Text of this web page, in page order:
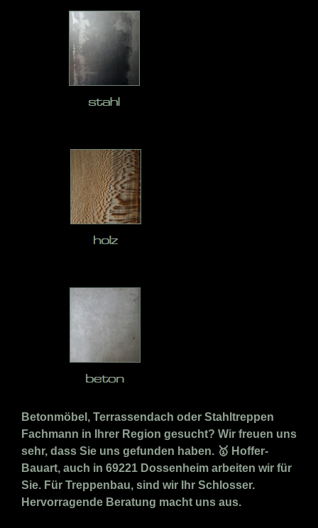
Betonmöbel, Terrassendach oder Stahltreppen
Fachmann in Ihrer Region gesucht? Wir freuen uns
sehr, dass Sie uns gefunden haben. 🥇 Hoffer-
Bauart, auch in 69221 Dossenheim arbeiten wir für
Sie. Für Treppenbau, sind wir Ihr Schlosser.
Hervorragende Beratung macht uns aus.